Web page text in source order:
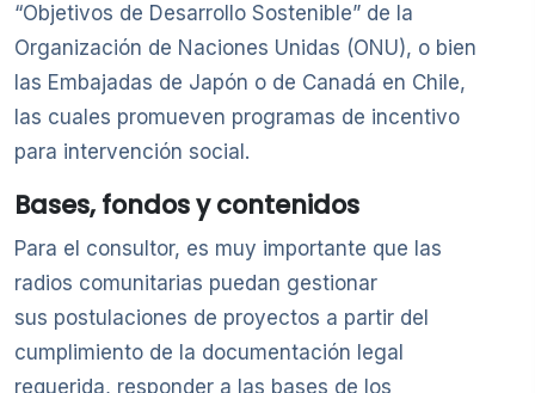
“Objetivos de Desarrollo Sostenible” de la
Organización de Naciones Unidas (ONU), o bien
las Embajadas de Japón o de Canadá en Chile,
las cuales promueven programas de incentivo
para intervención social.
Bases, fondos y contenidos
Para el consultor, es muy importante que las
radios comunitarias puedan gestionar
sus postulaciones de proyectos a partir del
cumplimiento de la documentación legal
requerida, responder a las bases de los